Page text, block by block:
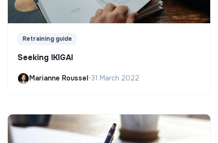
Retraining guide
Seeking IKIGAI
Marianne Roussel•31 March 2022